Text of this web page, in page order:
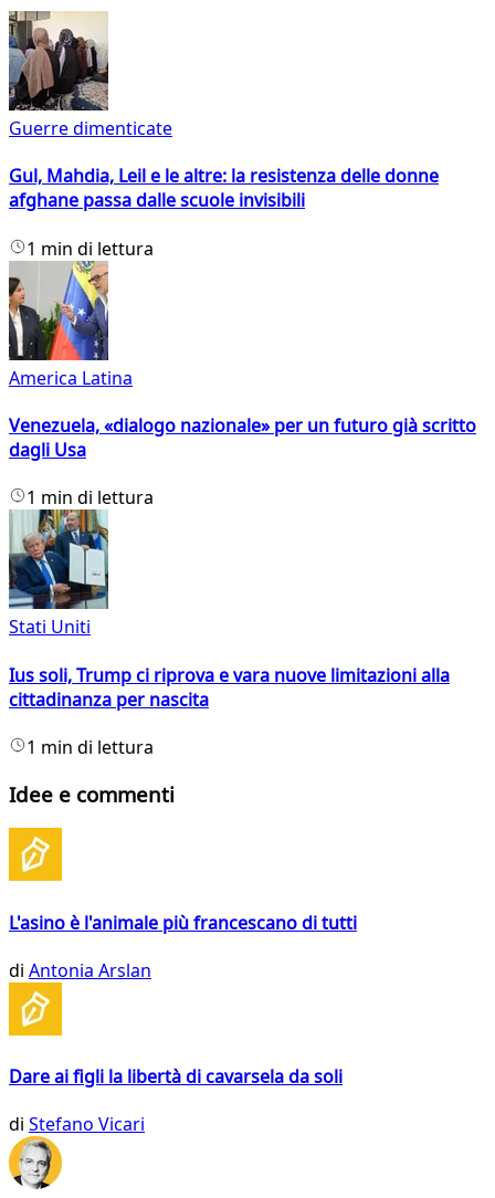
Guerre dimenticate
Gul, Mahdia, Leil e le altre: la resistenza delle donne
afghane passa dalle scuole invisibili
1 min di lettura
America Latina
Venezuela, «dialogo nazionale» per un futuro già scritto
dagli Usa
1 min di lettura
Stati Uniti
Ius soli, Trump ci riprova e vara nuove limitazioni alla
cittadinanza per nascita
1 min di lettura
Idee e commenti
L'asino è l'animale più francescano di tutti
di Antonia Arslan
Dare ai figli la libertà di cavarsela da soli
di Stefano Vicari